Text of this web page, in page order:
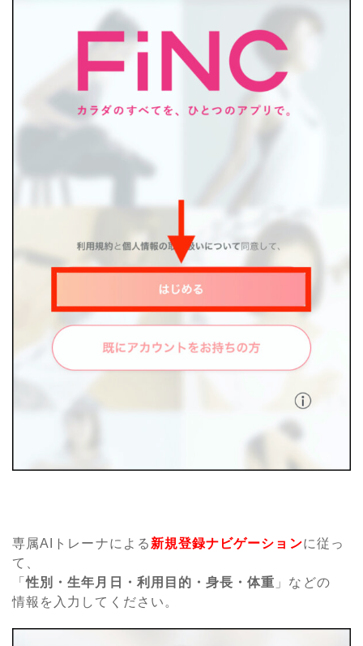
専属AIトレーナによる 新規登録ナビゲーションに従っ
て、
「性別・生年月日・利用目的・身長・体重 」などの
情報を入力してください。